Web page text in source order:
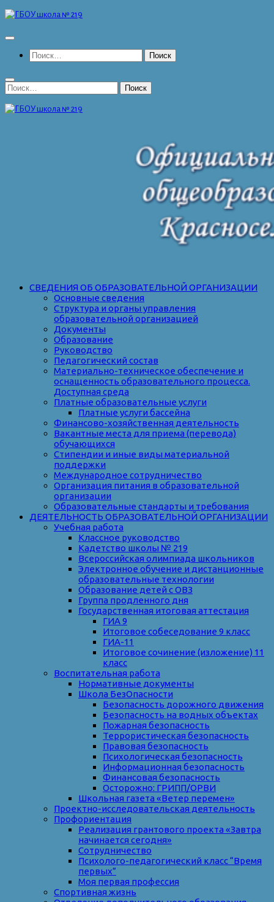
Перейти
содержимому
Найти:
Найти:
СВЕДЕНИЯ ОБ ОБРАЗОВАТЕЛЬНОЙ ОРГАНИЗАЦИИ
Основные сведения
Структура и органы управления
образовательной организацией
Документы
Образование
Руководство
Педагогический состав
Материально-техническое обеспечение и
оснащенность образовательного процесса.
Доступная среда
Платные образовательные услуги
Платные услуги бассейна
Финансово-хозяйственная деятельность
Вакантные места для приема (перевода)
обучающихся
Стипендии и иные виды материальной
поддержки
Международное сотрудничество
Организация питания в образовательной
организации
Образовательные стандарты и требования
ДЕЯТЕЛЬНОСТЬ ОБРАЗОВАТЕЛЬНОЙ ОРГАНИЗАЦИИ
Учебная работа
Классное руководство
Кадетство школы № 219
Всероссийская олимпиада школьников
Электронное обучение и дистанционные
образовательные технологии
Образование детей с ОВЗ
Группа продленного дня
Государственная итоговая аттестация
ГИА 9
Итоговое собеседование 9 класс
ГИА-11
Итоговое сочинение (изложение) 11
класс
Воспитательная работа
Нормативные документы
Школа БезОпасности
Безопасность дорожного движения
Безопасность на водных объектах
Пожарная безопасность
Террористическая безопасность
Правовая безопасность
Психологическая безопасность
Информационная безопасность
Финансовая безопасность
Осторожно: ГРИПП/ОРВИ
Школьная газета «Ветер перемен»
Проектно-исследовательская деятельность
Профориентация
Реализация грантового проекта «Завтра
начинается сегодня»
Сотрудничество
Психолого-педагогический класс “Время
первых”
Моя первая профессия
Спортивная жизнь